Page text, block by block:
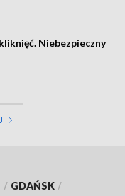
Niebezpieczny
/ GDAŃSK /